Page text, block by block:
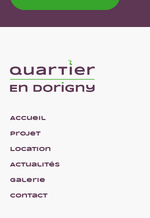
Accueil
Projet
Location
Actualités
Galerie
Contact